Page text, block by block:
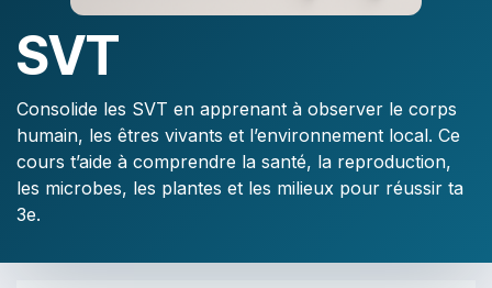
SVT
Consolide les SVT en apprenant à observer le corps
humain, les êtres vivants et l’environnement local. Ce
cours t’aide à comprendre la santé, la reproduction,
les microbes, les plantes et les milieux pour réussir ta
3e.